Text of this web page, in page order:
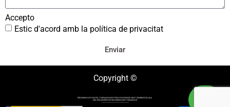
Accepto
Estic d'acord amb la política de privacitat
Enviar
Copyright ©